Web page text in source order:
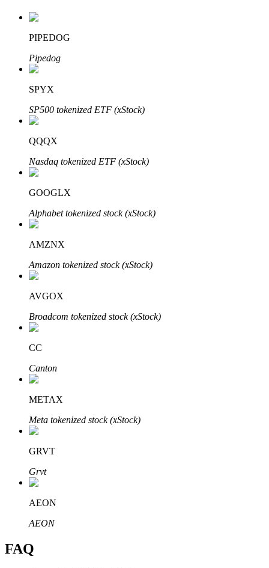
Auto Invest
Grijp langetermijnwinst en flexibele belangen
Leer staken
Meer informatie over het verdienen van passief inkomen
Bitrue
Tot 65% commissies!
PIPEDOG
Pipedog
SPYX
SP500 tokenized ETF (xStock)
QQQX
Nasdaq tokenized ETF (xStock)
GOOGLX
Alphabet tokenized stock (xStock)
AMZNX
Amazon tokenized stock (xStock)
AVGOX
Broadcom tokenized stock (xStock)
CC
Canton
METAX
Meta tokenized stock (xStock)
GRVT
Grvt
AEON
AEON
FAQ